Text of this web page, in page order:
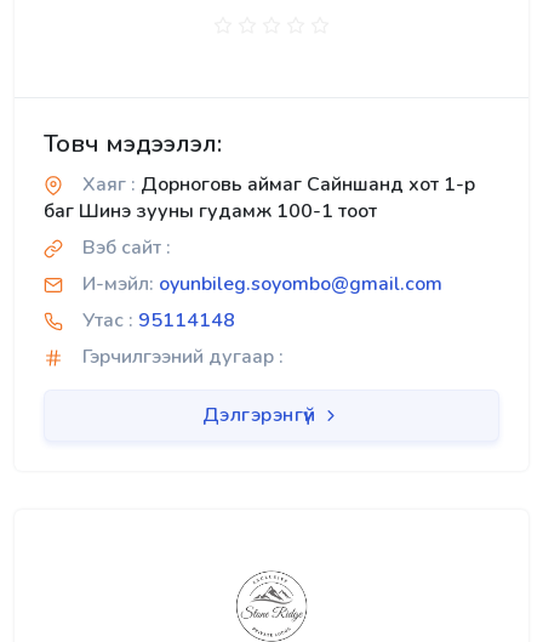
Товч мэдээлэл:
Хаяг : Дорноговь аймаг Сайншанд хот 1-р
баг Шинэ зууны гудамж 100-1 тоот
Вэб сайт :
И-мэйл: oyunbileg.soyombo@gmail.com
Утас : 95114148
Гэрчилгээний дугаар :
Дэлгэрэнгүй